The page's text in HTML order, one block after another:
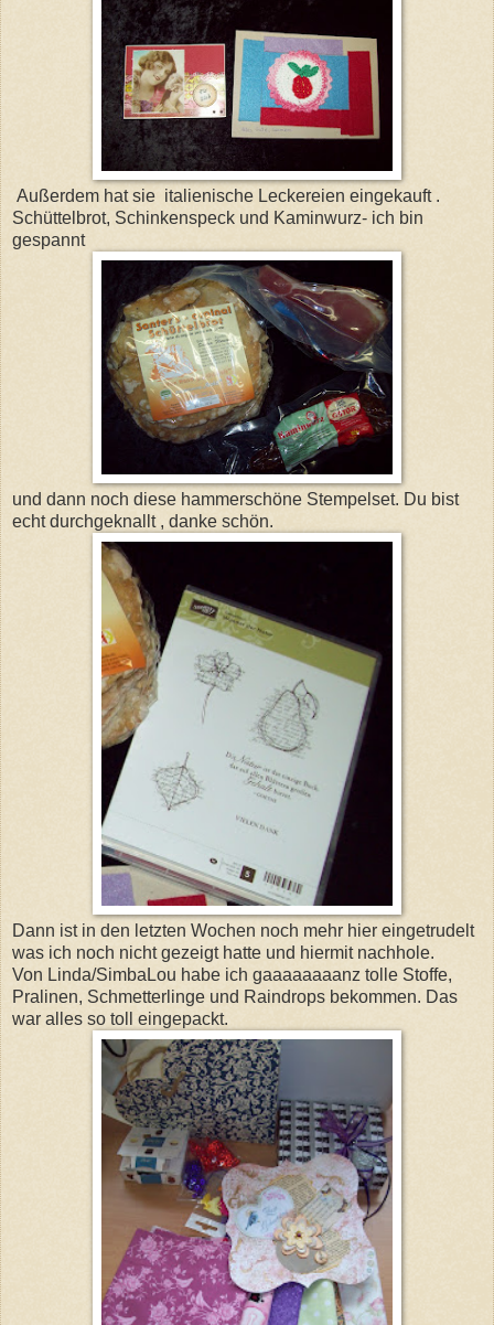
Außerdem hat sie italienische Leckereien eingekauft .
Schüttelbrot, Schinkenspeck und Kaminwurz- ich bin
gespannt
und dann noch diese hammerschöne Stempelset. Du bist
echt durchgeknallt , danke schön.
Dann ist in den letzten Wochen noch mehr hier eingetrudelt
was ich noch nicht gezeigt hatte und hiermit nachhole.
Von Linda/SimbaLou habe ich gaaaaaaaanz tolle Stoffe,
Pralinen, Schmetterlinge und Raindrops bekommen. Das
war alles so toll eingepackt.